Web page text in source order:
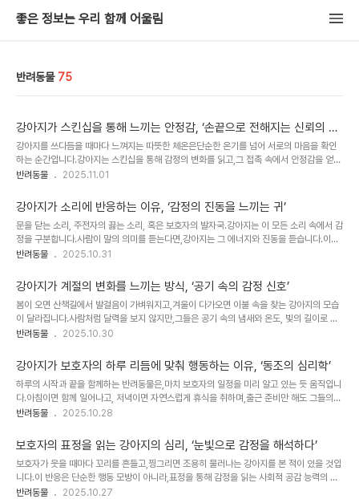
좋은 정보는 우리 함께 어울림
반려동물 75
강아지가 스킨십을 통해 느끼는 안정감, ‘손끝으로 전해지는 신뢰의 온
도’
강아지를 쓰다듬을 때마다 느껴지는 따뜻한 체온은단순한 온기를 넘어 서로의 마음을 확인
하는 순간입니다.강아지는 스킨십을 통해 감정의 변화를 읽고,그 접촉 속에서 안정감을 얻습
니다.스킨십은 언어보다 빠른 교감의 수단입니다.보호자가 손끝으로 건네는 압력과 온도, 움
강아지가 스킨십을 통해 느끼는 안정감의 이유와,보호자가 실천할 수 있는 교감 중심의 스킨
십 방법을 살펴봅니다. 1. 스킨십은 ‘신뢰의 첫 단계’입니다강아지는 낯선 사람의 손길을 경
계합니다.하지만 보호자의 손길은 생리적으로 다른 반응을 일으킵니다.부드럽게 만질 때 분
비되는 옥시토신은강아지의 심박수를 낮추고 불안을 완화시킵니다.Tip: 처음 만질 때는 손
바닥이 아닌..
반려동물 2025.11.01
강아지가 소리에 반응하는 이유, ‘감정의 진동을 느끼는 귀’
문을 닫는 소리, 주전자의 끓는 소리, 혹은 보호자의 발자국.강아지는 이 모든 소리 속에서 감
정을 구분합니다.사람이 말의 의미를 듣는다면,강아지는 그 에너지와 진동을 듣습니다.이들
의 귀는 단순한 청각 기관이 아니라,환경과 감정을 연결하는 정교한 감정 수신기입니다.이번
각적 안정감을 제공하는 실천 방법을 함께 알아봅니다. 1. 소리는 ‘기억의 감정’을 불러옵니
다강아지는 소리를 단순히 인식하지 않습니다.과거의 경험과 연결해 ‘감정의 기억’으로 저장
합니다.보호자의 열쇠 소리나 식기 부딪히는 소리에 반응하는 것은,그 소리가 특정 상황을
떠올리게 하기 때문입니다.Tip: 일상 속 반복되는 소리를 긍정적인 경험과 함께 만들..
반려동물 2025.10.31
강아지가 계절의 변화를 느끼는 방식, ‘공기 속의 감정 신호’
봄이 오면 산책길에서 발걸음이 가벼워지고,겨울이 다가오면 이불 속을 찾는 강아지의 모습
이 달라집니다.사람처럼 달력을 보지 않지만,그들은 공기 속의 냄새와 온도, 빛의 길이로 계
절을 느낍니다.강아지의 감각은 우리가 인식하는 것보다 훨씬 섬세합니다.공기의 습도나 주
합니다.이번 글에서는 강아지가 계절을 느끼는 다섯 가지 감각적 신호를 살펴보고,보호자가
이를 이해해 안정적인 생활 환경을 유지하는 방법을 이야기합니다. 1. 냄새는 계절의 가장 강
력한 신호입니다강아지의 후각은 사람보다 수천 배 예민합니다.봄의 흙냄새, 여름의 습기,
가을의 낙엽, 겨울의 찬 공기 속 향까지모든 변화가 그들의 감정 상태를 바꿉니다.특히 ..
반려동물 2025.10.30
강아지가 보호자의 하루 리듬에 맞춰 행동하는 이유, ‘동조의 심리학’
하루의 시작과 끝을 함께하는 반려동물은,마치 보호자의 일정을 미리 알고 있는 듯 움직입니
다.아침이면 함께 일어나고, 저녁이면 자연스럽게 휴식을 취하며,출근 준비만 해도 그들의
표정이 달라집니다.이러한 행동은 단순한 습관이 아니라 **‘동조 행동’**이라 불리는 심리
를 조율합니다.이번 글에서는 강아지가 보호자의 생활 패턴에 맞춰 행동하는 이유와,이를 통
해 교감을 깊게 할 수 있는 보호자의 실천 방법을 살펴봅니다. 1. 보호자의 생체 리듬은 ‘신호
의 기준점’입니다강아지는 하루의 규칙을 스스로 만들지 않습니다.대신 보호자의 행동과 소
리, 움직임을 기준으로 자신의 리듬을 형성합니다.기상 시간, 식사 준비, 외출 패턴이 일..
반려동물 2025.10.28
보호자의 표정을 읽는 강아지의 심리, ‘눈빛으로 감정을 해석하다’
보호자가 웃을 때마다 꼬리를 흔들고,찡그리면 조용히 물러나는 강아지를 본 적이 있을 것입
니다.이 반응은 단순한 행동 모방이 아니라,표정을 통해 감정을 읽는 사회적 공감 능력의 결
과입니다.강아지는 사람과 함께 살아오며눈썹, 입 모양, 시선의 움직임으로 감정을 구분하는
반려동물 2025.10.27